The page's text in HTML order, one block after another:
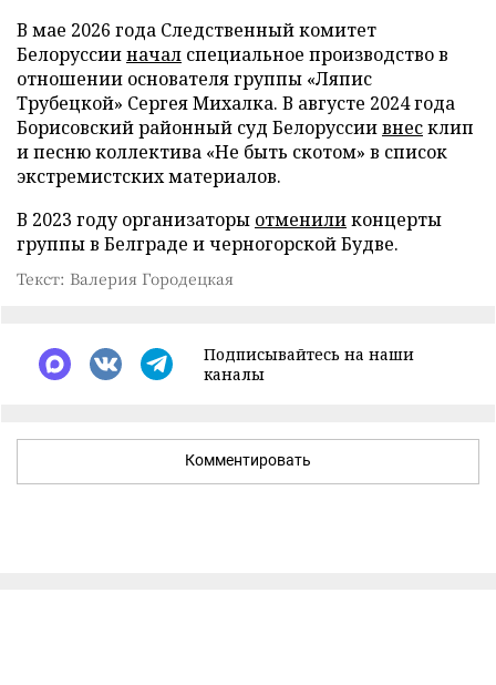
В мае 2026 года Следственный комитет
Белоруссииначал специальное производство в
отношении основателя группы «Ляпис
Трубецкой» Сергея Михалка. В августе 2024 года
Борисовский районный суд Белоруссиивнесклип
и песню коллектива «Не быть скотом» в список
экстремистских материалов.
В 2023 году организаторы отмениликонцерты
группы в Белграде и черногорской Будве.
Текст: Валерия Городецкая
Подписывайтесь на наши
каналы
Комментировать